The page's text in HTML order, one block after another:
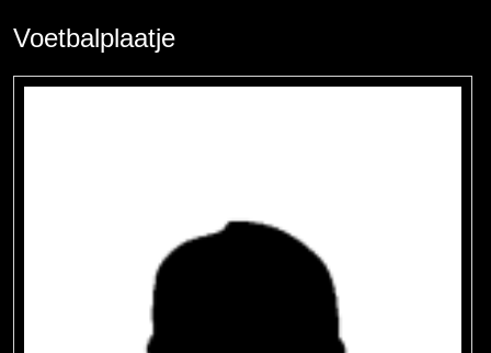
Voetbalplaatje